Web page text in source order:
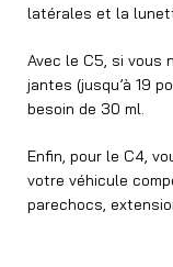
latérales et la
Avec le C5, si vous
jantes (jusqu’à 19
besoin de 30 ml.
Enfin, pour le C4,
votre véhicule
parechocs,